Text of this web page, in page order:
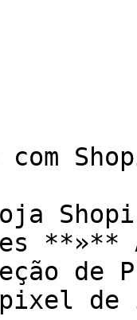
**»**
de
de